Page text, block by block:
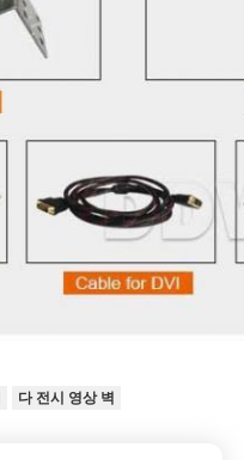
다 전시 영상 벽